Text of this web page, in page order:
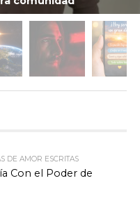
DE AMOR ESCRITAS
Con el Poder de